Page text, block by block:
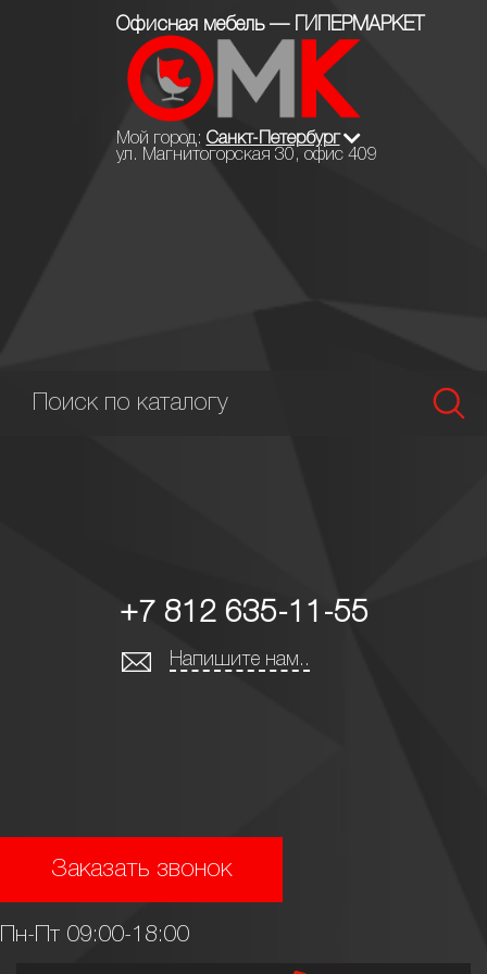
Офисная мебель — ГИПЕРМАРКЕТ
Мой город: Санкт-Петербург
ул. Магнитогорская 30, офис 409
+7 812 635-11-55
Напишите нам..
Заказать звонок
Пн-Пт 09:00-18:00